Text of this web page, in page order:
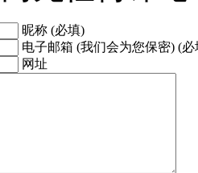
昵称 (必填)
电子邮箱 (我们会为您保密) (必
网址